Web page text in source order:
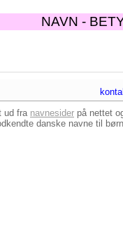
NAVN -
ud fra navnesider på nettet
danske navne til børn